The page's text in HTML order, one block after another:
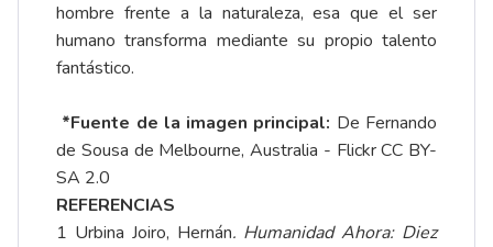
hombre frente a la naturaleza, esa que el ser
humano transforma mediante su propio talento
fantástico.
*Fuente de la imagen principal: De Fernando
de Sousa de Melbourne, Australia - Flickr CC BY-
SA 2.0
REFERENCIAS
1 Urbina Joiro, Hernán. Humanidad Ahora: Diez